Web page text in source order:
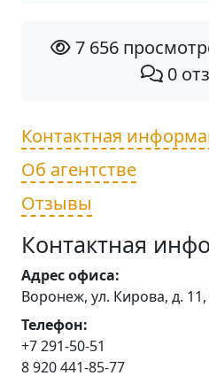
7 656
0
Контактная
Об агентстве
Отзывы
Контактная
Адрес офиса:
Воронеж, ул. Кирова, д.
Телефон:
+7 291-50-51
8 920 441-85-77